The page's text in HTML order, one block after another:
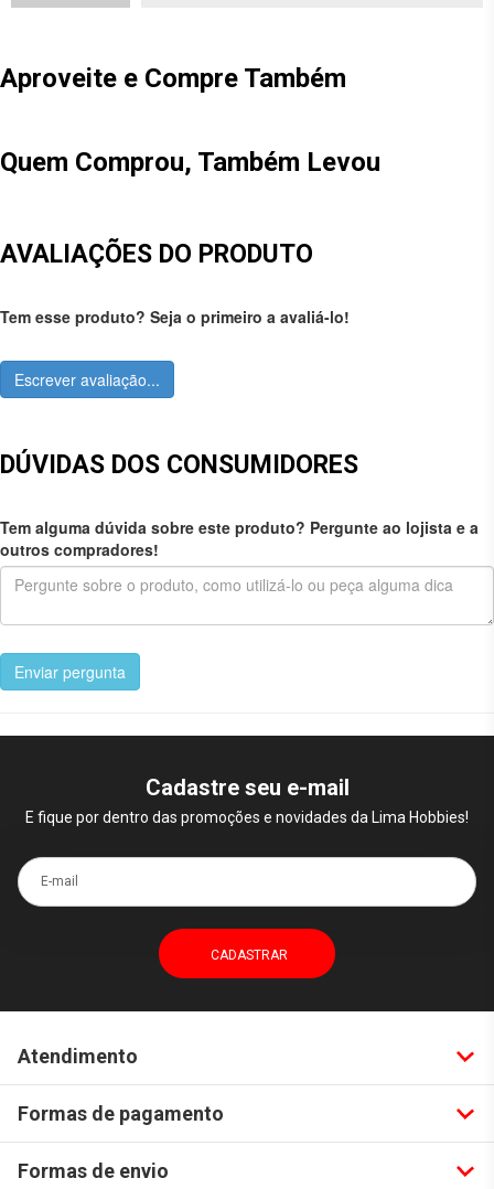
Aproveite e Compre Também
Quem Comprou, Também Levou
AVALIAÇÕES DO PRODUTO
Tem esse produto? Seja o primeiro a avaliá-lo!
Escrever avaliação...
DÚVIDAS DOS CONSUMIDORES
Tem alguma dúvida sobre este produto? Pergunte ao lojista e a
outros compradores!
Enviar pergunta
Cadastre seu e-mail
E fique por dentro das promoções e novidades da Lima Hobbies!
E-mail
Atendimento
Formas de pagamento
Formas de envio